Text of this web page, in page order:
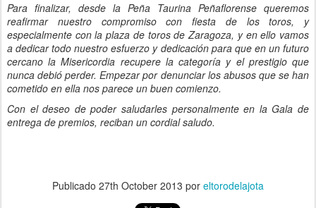
Para finalizar, desde la Peña Taurina Peñaflorense queremos
reafirmar nuestro compromiso con fiesta de los toros, y
especialmente con la plaza de toros de Zaragoza, y en ello vamos
a dedicar todo nuestro esfuerzo y dedicación para que en un futuro
cercano la Misericordia recupere la categoría y el prestigio que
nunca debió perder. Empezar por denunciar los abusos que se han
cometido en ella nos parece un buen comienzo.
Con el deseo de poder saludarles personalmente en la Gala de
entrega de premios, reciban un cordial saludo.
Publicado 27th October 2013 por eltorodelajota